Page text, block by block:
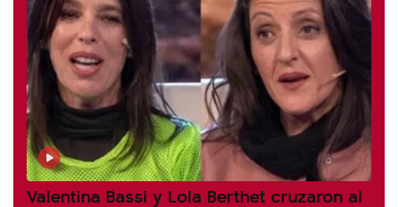
Valentina Bassi y Lola Berthet cruzaron al